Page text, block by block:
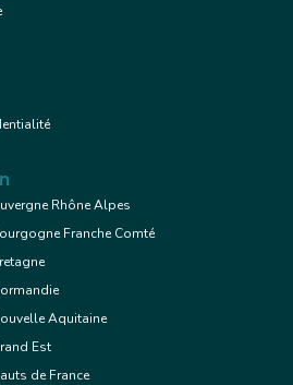
Rhône Alpes
Franche Comté
Aquitaine
Est
de France